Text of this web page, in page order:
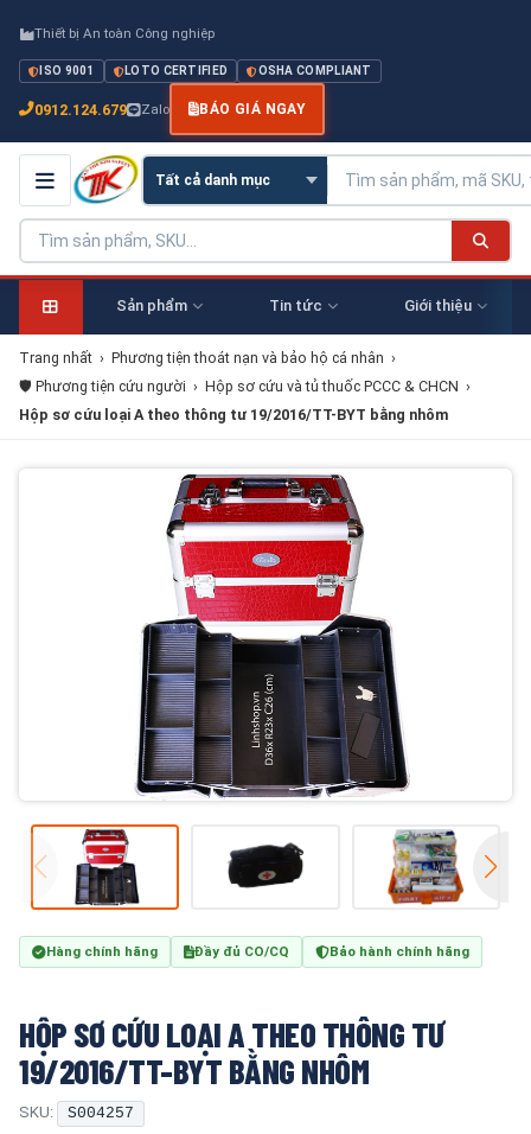
Thiết bị An toàn Công nghiệp
ISO 9001 LOTO CERTIFIED OSHA COMPLIANT
0912.124.679 Zalo BÁO GIÁ NGAY
Sản phẩm Tin tức Giới thiệu
Trang nhất › Phương tiện thoát nạn và bảo hộ cá nhân ›
🛡️ Phương tiện cứu người › Hộp sơ cứu và tủ thuốc PCCC & CHCN ›
Hộp sơ cứu loại A theo thông tư 19/2016/TT-BYT bằng nhôm
Hàng chính hãng Đầy đủ CO/CQ Bảo hành chính hãng
HỘP SƠ CỨU LOẠI A THEO THÔNG TƯ
19/2016/TT-BYT BẰNG NHÔM
SKU: S004257